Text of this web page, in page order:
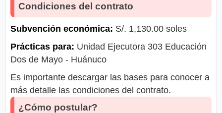
Condiciones del contrato
Subvención económica: S/. 1,130.00 soles
Prácticas para: Unidad Ejecutora 303 Educación
Dos de Mayo - Huánuco
Es importante descargar las bases para conocer a
más detalle las condiciones del contrato.
¿Cómo postular?